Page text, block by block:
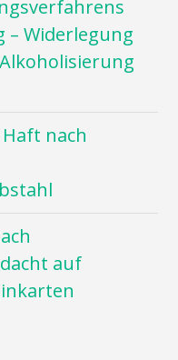
– Widerlegung
nach
auf